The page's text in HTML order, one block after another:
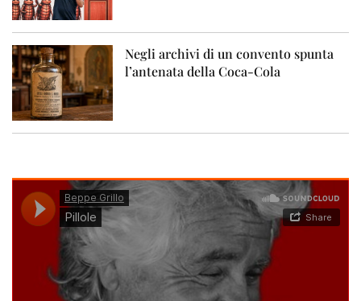
Negli archivi di un convento spunta
l’antenata della Coca-Cola